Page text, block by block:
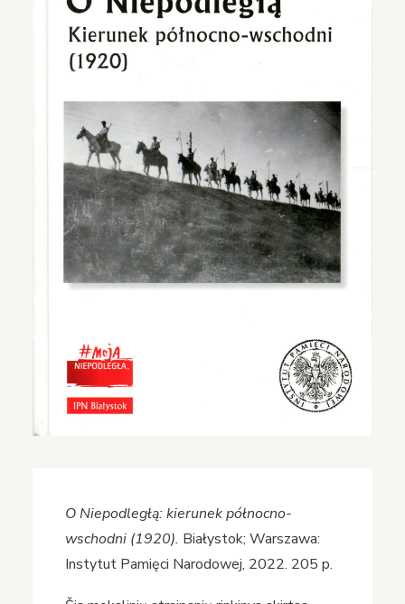
O Niepodległą: kierunek północno-
wschodni (1920). Białystok; Warszawa:
Instytut Pamięci Narodowej, 2022. 205 p.